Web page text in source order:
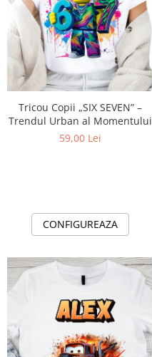
Cadouri pentru Doctori
Cadouri pentru Sfânta Maria
Martisoare
Tricou Copii „SIX SEVEN” –
Trendul Urban al Momentului
59,00 Lei
CONFIGUREAZA